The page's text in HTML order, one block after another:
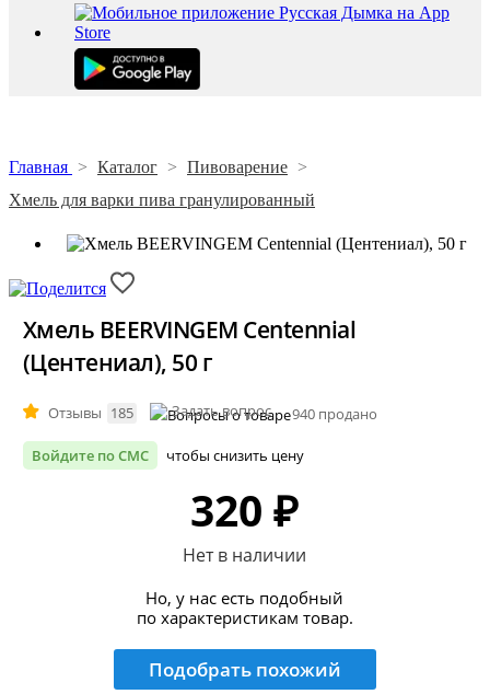
Главная > Каталог > Пивоварение >
Хмель для варки пива гранулированный
Хмель BEERVINGEM Centennial
(Центениал), 50 г
Отзывы 185 Задать вопрос 940 продано
Войдите по СМС чтобы снизить цену
320 ₽
Нет в наличии
Но, у нас есть подобный
по характеристикам товар.
Подобрать похожий